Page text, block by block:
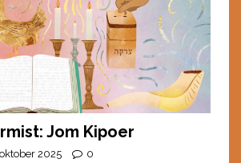
Jom Kipoer
2025 0